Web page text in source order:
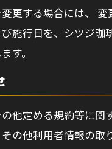
更する場合には、 変
施行日を、シツジ珈
す。
他定める規約等に関
の他利用者情報の取